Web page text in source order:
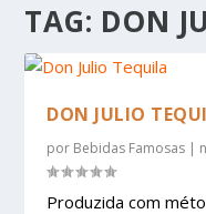
TAG: DON
DON JULIO
por Bebidas Famosas |
Produzida com